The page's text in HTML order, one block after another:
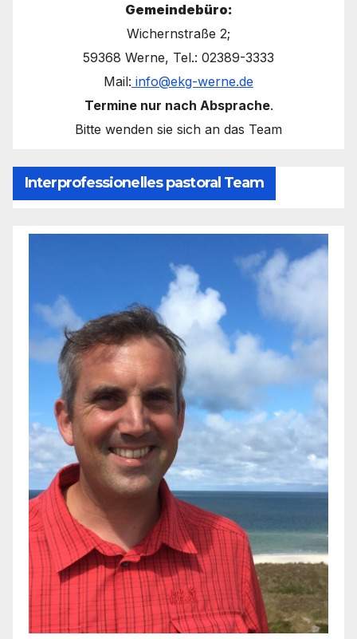
Gemeindebüro:
Wichernstraße 2;
59368 Werne, Tel.: 02389-3333
Mail: info@ekg-werne.de
Termine nur nach Absprache.
Bitte wenden sie sich an das Team
Interprofessionelles pastoral Team